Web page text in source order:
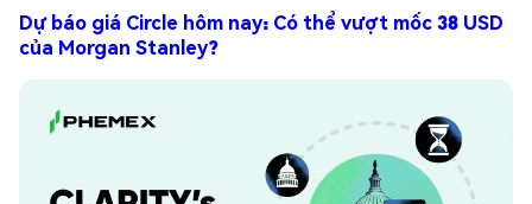
Dự báo giá Circle hôm nay: Có thể vượt mốc 38 USD
của Morgan Stanley?